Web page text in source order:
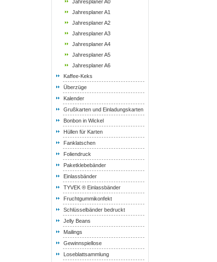
Jahresplaner A0
Jahresplaner A1
Jahresplaner A2
Jahresplaner A3
Jahresplaner A4
Jahresplaner A5
Jahresplaner A6
Kaffee-Keks
Überzüge
Kalender
Grußkarten und Einladungskarten
Bonbon in Wickel
Hüllen für Karten
Fanklatschen
Foliendruck
Paketklebebänder
Einlassbänder
TYVEK ® Einlassbänder
Fruchtgummikonfekt
Schlüsselbänder bedruckt
Jelly Beans
Mailings
Gewinnspiellose
Loseblattsammlung